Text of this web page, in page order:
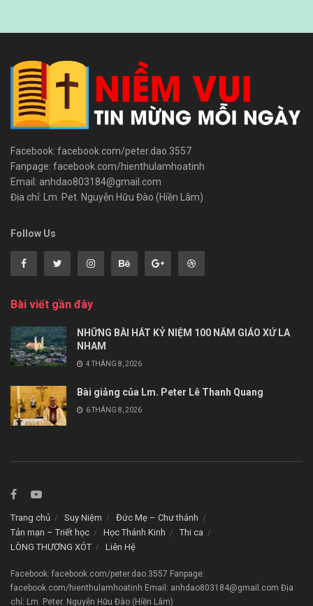
Facebook: facebook.com/peter.dao.3557
Fanpage: facebook.com/hienthulamhoatinh
Email: anhdao803184@gmail.com
Địa chỉ: Lm. Pet. Nguyễn Hữu Đào (Hiền Lâm)
Follow Us
Bài viết gần đây
NHỮNG BÀI HÁT KỶ NIỆM 100 NĂM GIÁO XỨ LA
NHAM
4 THÁNG 8, 2026
Bài giảng của Lm. Peter Lê Thanh Quang
6 THÁNG 8, 2026
Trang chủ Suy Niệm
Đức Mẹ – Chư thánh
Tản mạn – Triết học
Học Thánh Kinh
Thi ca
LÒNG THƯƠNG XÓT
Liên Hệ
Facebook: facebook.com/peter.dao.3557 Fanpage:
facebook.com/hienthulamhoatinh Email: anhdao803184@gmail.com Địa
chỉ: Lm. Peter. Nguyễn Hữu Đào (Hiền Lâm)